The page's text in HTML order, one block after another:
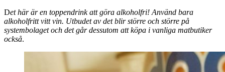
Det här är en toppendrink att göra alkoholfri! Använd bara
alkoholfritt vitt vin. Utbudet av det blir större och större på
systembolaget och det går dessutom att köpa i vanliga matbutiker
också.